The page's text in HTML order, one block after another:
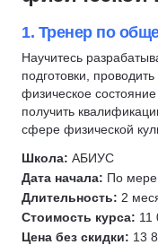
Массаж
Антиэйджинг
Медицина
Стоматология
Сестринское дело
Ветеринария
Медицинский
Коррекция фигуры
Коррекция бровей
Медицинский массаж
Кинезиология
Гомеопатия
Фитнес тренеры
1. Тренер по
Научитесь
подготовки,
физическое
получить
сфере физической
Школа: АБИУС
Дата начала: По мере
Длительность: 2
Стоимость курса: 11
Цена без скидки: 13